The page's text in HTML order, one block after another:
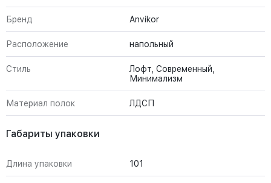
Бренд Anvikor
Расположение напольный
Стиль
Лофт, Современный,
Минимализм
Материал полок ЛДСП
Габариты упаковки
Длина упаковки 101